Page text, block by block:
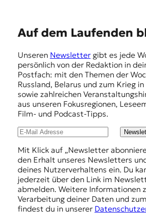
Auf dem Laufenden
Unseren Newslettergibt es jede
persönlich von der Redaktion in
Postfach: mit den Themen der
Russland, Belarus und zum Krieg
sowie zahlreichen
aus unseren Fokusregionen,
Film- und Podcast-Tipps.
Mit Klick auf „Newsletter
den Erhalt unseres Newsletters
deines Nutzerverhaltens ein. Du
jederzeit über den Link im
abmelden. Weitere Informationen
Verarbeitung deiner Daten und
findest du in unserer